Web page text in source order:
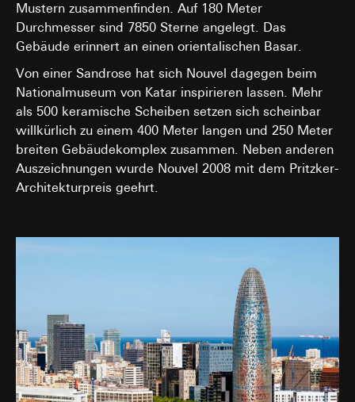
Mustern zusammenfinden. Auf 180 Meter
Durchmesser sind 7850 Sterne angelegt. Das
Gebäude erinnert an einen orientalischen Basar.
Von einer Sandrose hat sich Nouvel dagegen beim
Nationalmuseum von Katar inspirieren lassen. Mehr
als 500 keramische Scheiben setzen sich scheinbar
willkürlich zu einem 400 Meter langen und 250 Meter
breiten Gebäudekomplex zusammen. Neben anderen
Auszeichnungen wurde Nouvel 2008 mit dem Pritzker-
Architekturpreis geehrt.